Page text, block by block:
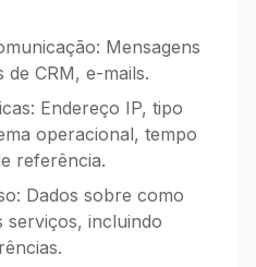
Mensagens
CRM, e-mails.
Endereço IP, tipo
operacional, tempo
referência.
Dados sobre como
serviços, incluindo